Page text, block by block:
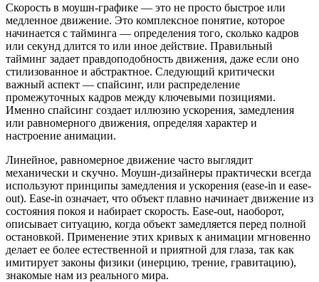
Скорость в моушн-графике — это не просто быстрое или
медленное движение. Это комплексное понятие, которое
начинается с тайминга — определения того, сколько кадров
или секунд длится то или иное действие. Правильный
тайминг задает правдоподобность движения, даже если оно
стилизованное и абстрактное. Следующий критически
важный аспект — спайсинг, или распределение
промежуточных кадров между ключевыми позициями.
Именно спайсинг создает иллюзию ускорения, замедления
или равномерного движения, определяя характер и
настроение анимации.
Линейное, равномерное движение часто выглядит
механически и скучно. Моушн-дизайнеры практически всегда
используют принципы замедления и ускорения (ease-in и ease-
out). Ease-in означает, что объект плавно начинает движение из
состояния покоя и набирает скорость. Ease-out, наоборот,
описывает ситуацию, когда объект замедляется перед полной
остановкой. Применение этих кривых к анимации мгновенно
делает ее более естественной и приятной для глаза, так как
имитирует законы физики (инерцию, трение, гравитацию),
знакомые нам из реального мира.